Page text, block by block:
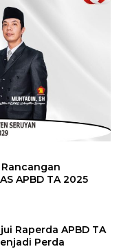
APBD TA 2025
Raperda APBD TA
Perda